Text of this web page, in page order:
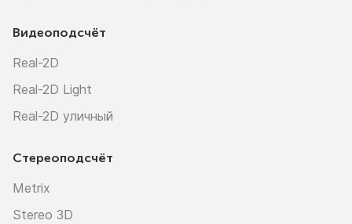
Видеоподсчёт
Real-2D
Real-2D Light
Real-2D уличный
Стереоподсчёт
Metrix
Stereo 3D